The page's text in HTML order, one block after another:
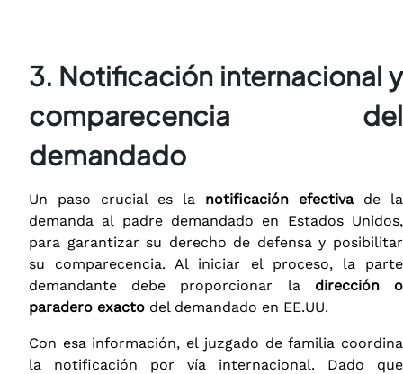
3. Notificación internacional y
comparecencia del
demandado
Un paso crucial es la notificación efectivade la
demanda al padre demandado en Estados Unidos,
para garantizar su derecho de defensa y posibilitar
su comparecencia. Al iniciar el proceso, la parte
demandante debe proporcionar la dirección o
paradero exacto del demandado en EE.UU.​
Con esa información, el juzgado de familia coordina
la notificación por vía internacional. Dado que